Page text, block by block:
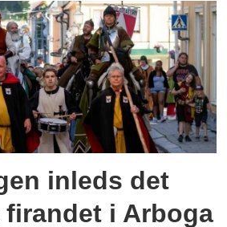
inleds det
firandet i Arboga